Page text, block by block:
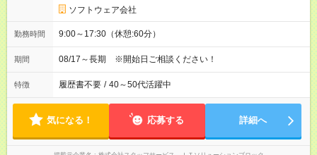
ソフトウェア会社
勤務時間 9:00～17:30（休憩:60分）
期間 08/17～長期 ※開始日ご相談ください！
特徴 履歴書不要 / 40～50代活躍中
気になる！ 応募する 詳細へ